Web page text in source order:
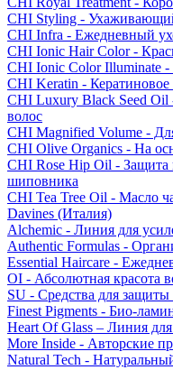
CHI Styling -
CHI Infra - Ежедневный
CHI Ionic Hair Color -
CHI Ionic Color Illuminate -
CHI Keratin - Кератиновое
CHI Luxury Black Seed
волос
CHI Magnified Volume -
CHI Olive Organics - На
CHI Rose Hip Oil - Защита
шиповника
CHI Tea Tree Oil - Масло
Davines (Италия)
Alchemic - Линия для
Authentic Formulas -
Essential Haircare -
OI - Абсолютная красота
SU - Средства для защиты
Finest Pigments - Био-
Heart Of Glass – Линия
More Inside - Авторские
Natural Tech -